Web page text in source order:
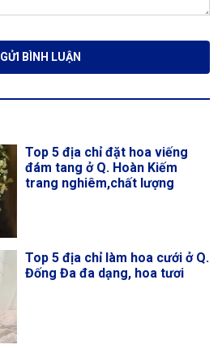
Top 5 địa chỉ đặt hoa viếng
đám tang ở Q. Hoàn Kiếm
trang nghiêm,chất lượng
Top 5 địa chỉ làm hoa cưới ở Q.
Đống Đa đa dạng, hoa tươi